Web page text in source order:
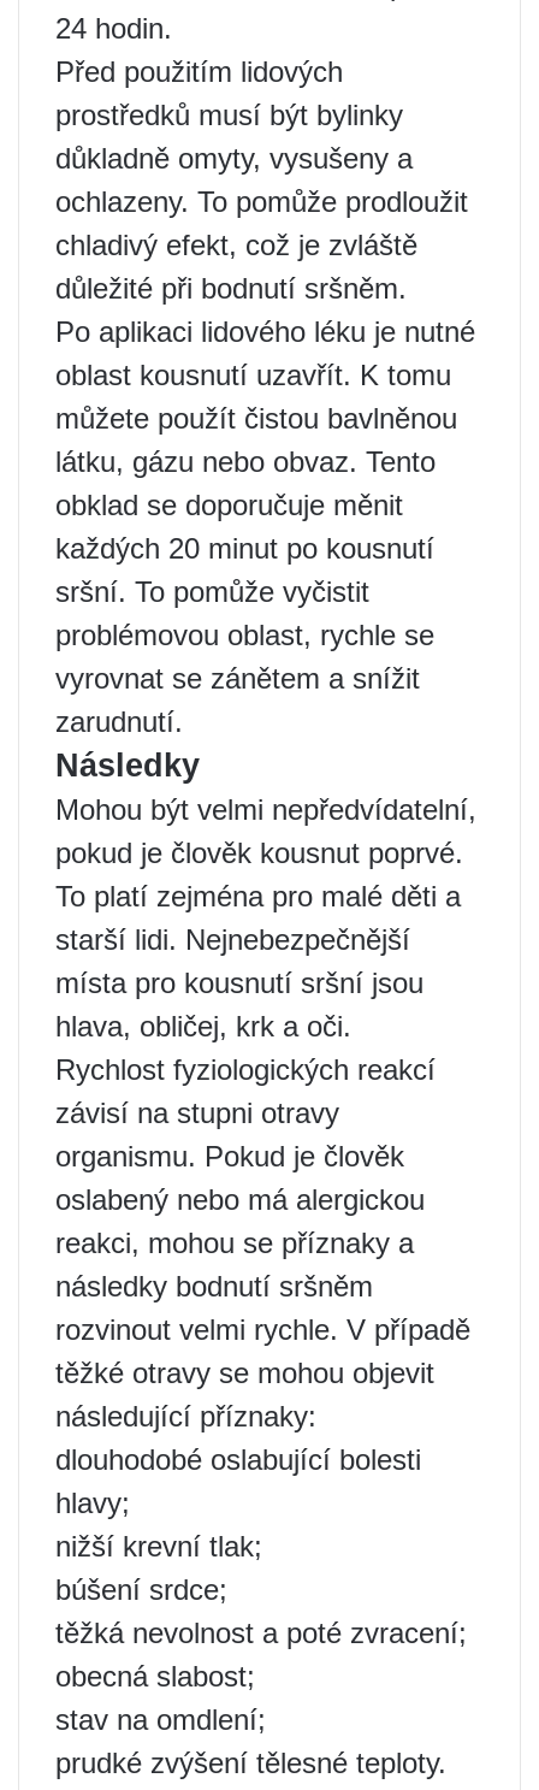
24 hodin.
Před použitím lidových
prostředků musí být bylinky
důkladně omyty, vysušeny a
ochlazeny. To pomůže prodloužit
chladivý efekt, což je zvláště
důležité při bodnutí sršněm.
Po aplikaci lidového léku je nutné
oblast kousnutí uzavřít. K tomu
můžete použít čistou bavlněnou
látku, gázu nebo obvaz. Tento
obklad se doporučuje měnit
každých 20 minut po kousnutí
sršní. To pomůže vyčistit
problémovou oblast, rychle se
vyrovnat se zánětem a snížit
zarudnutí.
Následky
Mohou být velmi nepředvídatelní,
pokud je člověk kousnut poprvé.
To platí zejména pro malé děti a
starší lidi. Nejnebezpečnější
místa pro kousnutí sršní jsou
hlava, obličej, krk a oči.
Rychlost fyziologických reakcí
závisí na stupni otravy
organismu. Pokud je člověk
oslabený nebo má alergickou
reakci, mohou se příznaky a
následky bodnutí sršněm
rozvinout velmi rychle. V případě
těžké otravy se mohou objevit
následující příznaky:
dlouhodobé oslabující bolesti
hlavy;
nižší krevní tlak;
búšení srdce;
těžká nevolnost a poté zvracení;
obecná slabost;
stav na omdlení;
prudké zvýšení tělesné teploty.